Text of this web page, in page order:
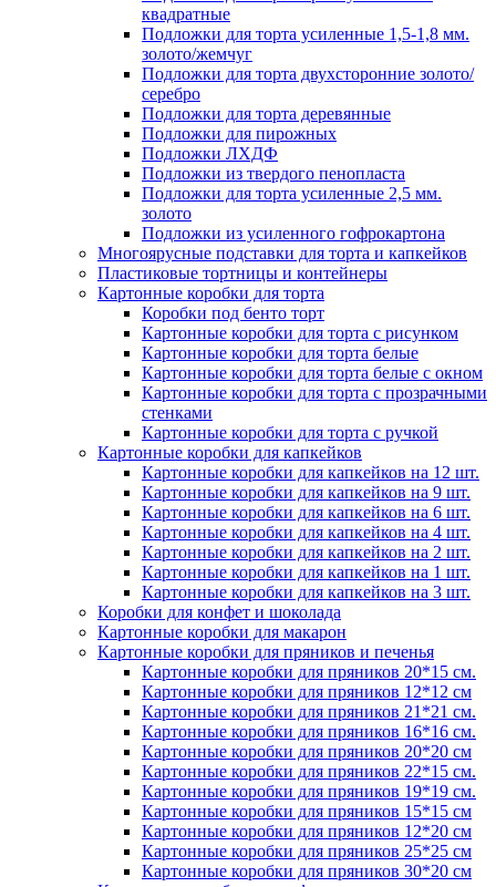
квадратные
Подложки для торта усиленные 1,5-1,8 мм.
золото/жемчуг
Подложки для торта двухсторонние золото/
серебро
Подложки для торта деревянные
Подложки для пирожных
Подложки ЛХДФ
Подложки из твердого пенопласта
Подложки для торта усиленные 2,5 мм.
золото
Подложки из усиленного гофрокартона
Многоярусные подставки для торта и капкейков
Пластиковые тортницы и контейнеры
Картонные коробки для торта
Коробки под бенто торт
Картонные коробки для торта с рисунком
Картонные коробки для торта белые
Картонные коробки для торта белые с окном
Картонные коробки для торта с прозрачными
стенками
Картонные коробки для торта с ручкой
Картонные коробки для капкейков
Картонные коробки для капкейков на 12 шт.
Картонные коробки для капкейков на 9 шт.
Картонные коробки для капкейков на 6 шт.
Картонные коробки для капкейков на 4 шт.
Картонные коробки для капкейков на 2 шт.
Картонные коробки для капкейков на 1 шт.
Картонные коробки для капкейков на 3 шт.
Коробки для конфет и шоколада
Картонные коробки для макарон
Картонные коробки для пряников и печенья
Картонные коробки для пряников 20*15 см.
Картонные коробки для пряников 12*12 см
Картонные коробки для пряников 21*21 см.
Картонные коробки для пряников 16*16 см.
Картонные коробки для пряников 20*20 см
Картонные коробки для пряников 22*15 см.
Картонные коробки для пряников 19*19 см.
Картонные коробки для пряников 15*15 см
Картонные коробки для пряников 12*20 см
Картонные коробки для пряников 25*25 см
Картонные коробки для пряников 30*20 см